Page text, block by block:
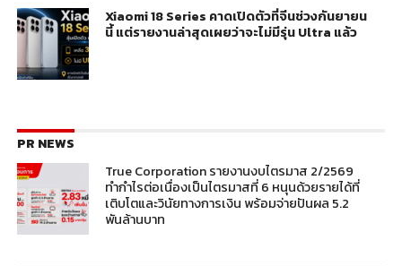
Xiaomi 18 Series คาดเปิดตัวที่จีนช่วงกันยายน
นี้ แต่รายงานล่าสุดเผยว่าจะไม่มีรุ่น Ultra แล้ว
PR NEWS
True Corporation รายงานงบไตรมาส 2/2569
ทำกำไรต่อเนื่องเป็นไตรมาสที่ 6 หนุนด้วยรายได้ที่
เติบโตและวินัยทางการเงิน พร้อมจ่ายปันผล 5.2
พันล้านบาท